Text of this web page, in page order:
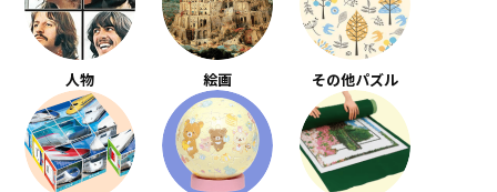
人物 絵画 その他パズル